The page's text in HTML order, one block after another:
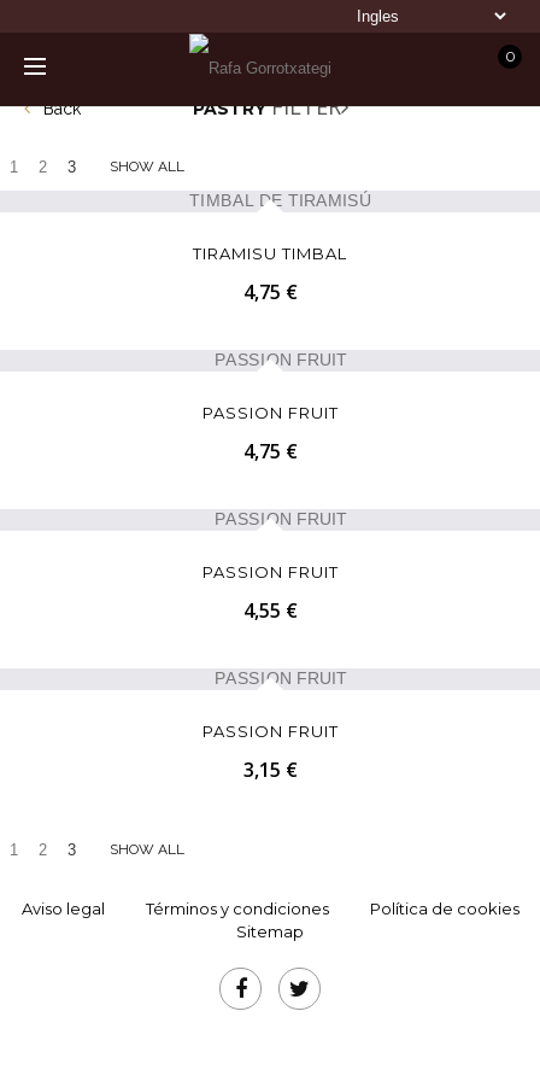
0
Back PASTRYFILTER
SHOW ALL
1 2 3
TIRAMISU TIMBAL
4,75 €
PASSION FRUIT
4,75 €
PASSION FRUIT
4,55 €
PASSION FRUIT
3,15 €
SHOW ALL
1 2 3
Aviso legal Términos y condiciones
Política de cookies
Sitemap